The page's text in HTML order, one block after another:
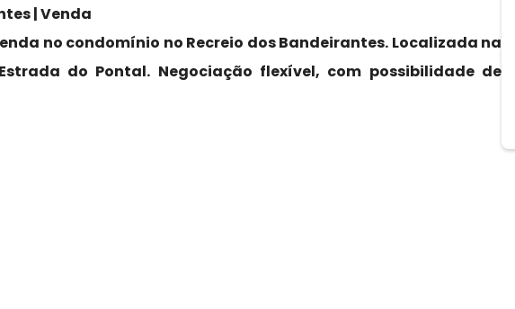
| Venda
no condomínio no Recreio dos Bandeirantes. Localizada na
do Pontal. Negociação flexível, com possibilidade de